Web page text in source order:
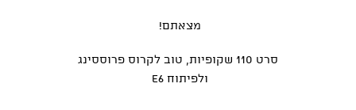
מצאתם!
סרט 110 שקופיות, טוב לקרוס פרוססינג
ולפיתוח E6